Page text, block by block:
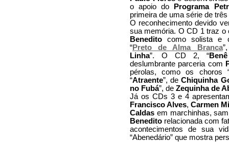
o apoio do
Programa
primeira de uma série de
O reconhecimento devido
sua memória. O CD 1 traz o
Benedito como solista e
“Preto de Alma Branca
Linha”. O CD 2, “
deslumbrante parceria com
pérolas, como os choros
“Atraente”, deChiquinha
no Fubá”, de Zequinha de
Já os CDs 3 e 4
Francisco Alves, Carmen
Caldas em marchinhas,
Benedito relacionada com
acontecimentos de sua
“Abenedário” que mostra